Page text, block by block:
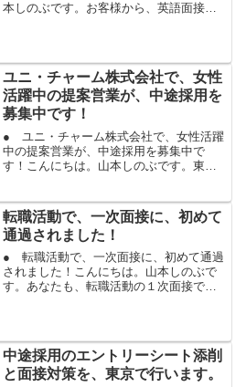
本しのぶです。お客様から、英語面接の
イスも、してもらえますか？...
ユニ・チャーム株式会社で、女性
活躍中の提案営業が、中途採用を
募集中です！
● ユニ・チャーム株式会社で、女性活躍
中の提案営業が、中途採用を募集中で
す！こんにちは。山本しのぶです。東証
集中です。ユニ・チャームで、介護用品
を中心に提案する、提案営...
転職活動で、一次面接に、初めて
通過されました！
● 転職活動で、一次面接に、初めて通過
されました！こんにちは。山本しのぶで
す。あなたも、転職活動の１次面接で、
望動機、退職理由など、...
中途採用のエントリーシート添削
と面接対策を、東京で行います。